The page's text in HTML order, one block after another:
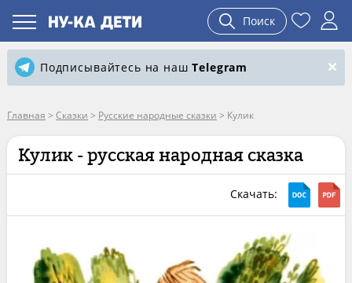
Поиск
Подписывайтесь на нашTelegram
Главная > Сказки > Русские народные сказки > Кулик
Кулик - русская народная сказка
Скачать: